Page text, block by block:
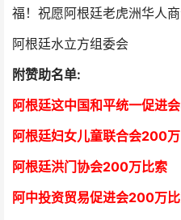
福！祝愿阿根廷老虎洲华人
阿根廷水立方组委会
附赞助名单:
阿根廷这中国和平统一促进
阿根廷妇女儿童联合会200
阿根廷洪门协会200万比索
阿中投资贸易促进会200万